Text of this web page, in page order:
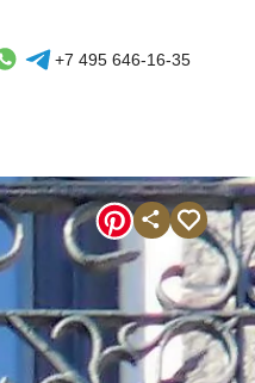
контакт
Telegram контакт
+7 495 646-16-35